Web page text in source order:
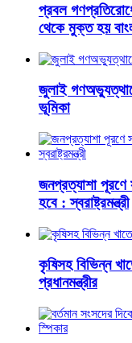
প্রবল
থেকে মুক্ত হয়
জুলাই
ভূমিকা
জনপ্রত্যাশা পূরণে
হবে : স্বরাষ্ট্রমন্ত্রী
কৃষিসহ বিভিন্ন
প্রধানমন্ত্রীর